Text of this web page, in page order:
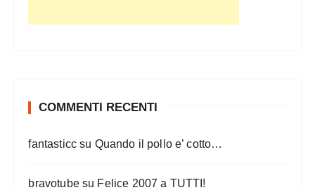
COMMENTI RECENTI
fantasticc su Quando il pollo e’ cotto…
bravotubesu Felice 2007 a TUTTI!